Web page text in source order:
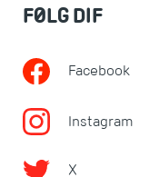
FØLG DIF
Facebook
Instagram
X